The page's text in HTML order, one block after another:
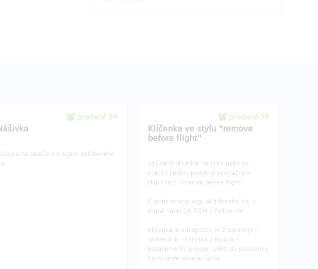
predané 24
na oblečení s logem okřídleného
predané 59
Klíčenka ve stylu "remove
before flight"
Vyšívaný přívěšek na klíče nebo na
cokoliv jiného, podobný výstražným
vlaječkám "remove before flight".
Z jedné strany logo okřídleného lva, z
druhé nápis OK-TGM / Follow me.
Klíčenka je k dispozici ve 2 barevných
variantách - červená / modrá -
nezapomeňte prosím uvést do poznámky
Vámi preferovanou barvu.